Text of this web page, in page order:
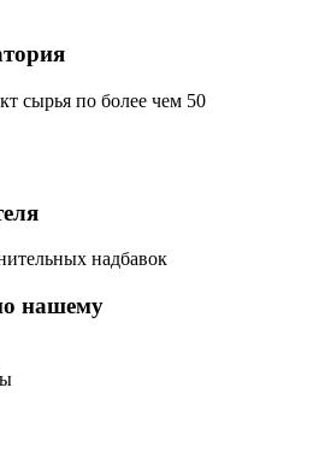
сырья по более чем 50
надбавок
нашему